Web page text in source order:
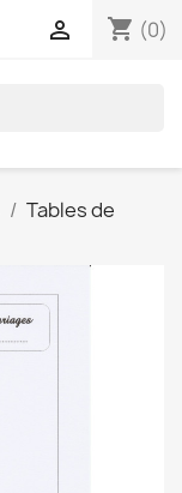
shopping_cart (0)

Tables de